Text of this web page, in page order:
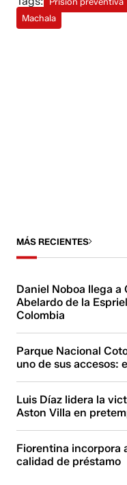
Machala
MÁS RECIENTES
Daniel Noboa llega a
Abelardo de la
Colombia
Parque Nacional
uno de sus accesos:
Luis Díaz lidera la
Aston Villa en
Fiorentina incorpora
calidad de préstamo